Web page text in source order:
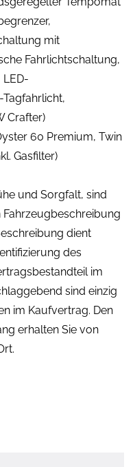
mit
Fahrlichtschaltung,
LED-
Crafter)
60 Premium, Twin
Gasfilter)
und Sorgfalt, sind
Fahrzeugbeschreibung
dient
des
im
sind einzig
im Kaufvertrag. Den
erhalten Sie von